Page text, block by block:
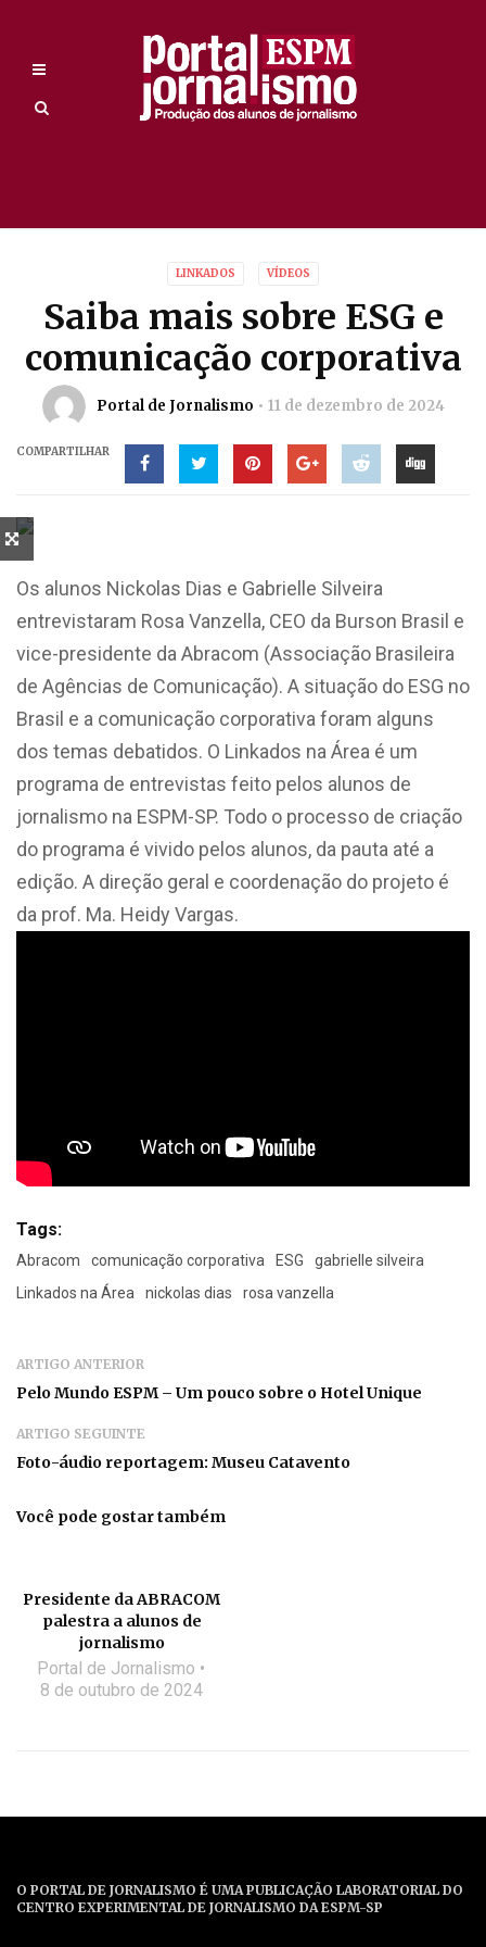
LINKADOS VÍDEOS
Saiba mais sobre ESG e
comunicação corporativa
Portal de Jornalismo 11 de dezembro de 2024
COMPARTILHAR
Os alunos Nickolas Dias e Gabrielle Silveira
entrevistaram Rosa Vanzella, CEO da Burson Brasil e
vice-presidente da Abracom (Associação Brasileira
de Agências de Comunicação). A situação do ESG no
Brasil e a comunicação corporativa foram alguns
dos temas debatidos. O Linkados na Área é um
programa de entrevistas feito pelos alunos de
jornalismo na ESPM-SP. Todo o processo de criação
do programa é vivido pelos alunos, da pauta até a
edição. A direção geral e coordenação do projeto é
da prof. Ma. Heidy Vargas.
Tags:
Abracom comunicação corporativa ESG
gabrielle silveira
Linkados na Área
nickolas dias rosa vanzella
ARTIGO ANTERIOR
Pelo Mundo ESPM – Um pouco sobre o Hotel Unique
ARTIGO SEGUINTE
Foto-áudio reportagem: Museu Catavento
Você pode gostar também
Presidente da ABRACOM
palestra a alunos de
jornalismo
Portal de Jornalismo
8 de outubro de 2024
O PORTAL DE JORNALISMO É UMA PUBLICAÇÃO LABORATORIAL DO
CENTRO EXPERIMENTAL DE JORNALISMO DA ESPM-SP